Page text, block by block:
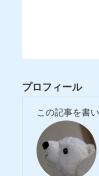
プロフィール
この記事を書